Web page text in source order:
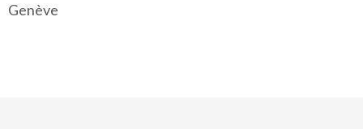
Genève